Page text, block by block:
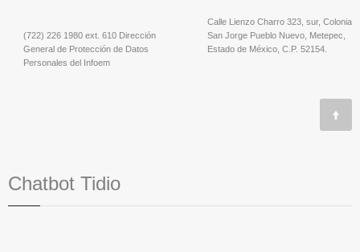
(722) 226 1980 ext. 610 Dirección
General de Protección de Datos
Personales del Infoem
Calle Lienzo Charro 323, sur, Colonia
San Jorge Pueblo Nuevo, Metepec,
Estado de México, C.P. 52154.
Chatbot Tidio